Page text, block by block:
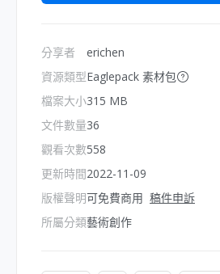
分享者
資源類型
檔案大小
文件數量
觀看次數
更新時間
版權聲明
所屬分類
erichen
Eaglepack 素材包
315 MB
36
558
2022-11-09
可免費商用 稿件申訴
藝術創作